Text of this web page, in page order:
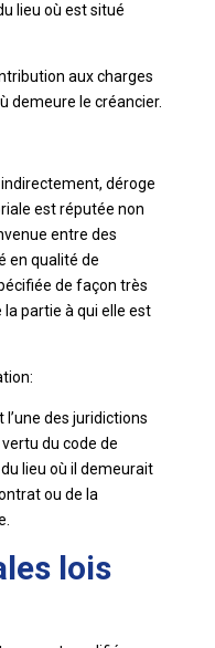
lieu où est situé
aux charges
demeure le créancier.
déroge
est réputée non
entre des
en qualité de
de façon très
partie à qui elle est
des juridictions
du code de
lieu où il demeurait
ou de la
lois